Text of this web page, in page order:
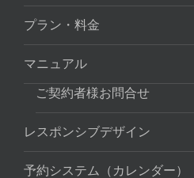
プラン・料金
マニュアル
ご契約者様お問合せ
レスポンシブデザイン
予約システム（カレンダー）